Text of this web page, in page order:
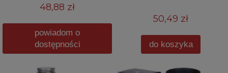
48,88 zł
powiadom o
dostępności
50,49 zł
do koszyka